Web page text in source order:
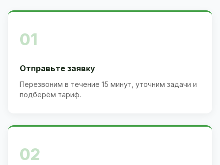
01
Отправьте заявку
Перезвоним в течение 15 минут, уточним задачи и
подберём тариф.
02